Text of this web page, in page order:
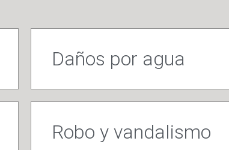
Daños por agua
Robo y vandalismo